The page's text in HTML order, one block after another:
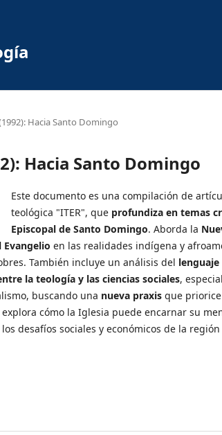
Hacia Santo Domingo
Hacia Santo Domingo
Este documento es una compilación de
teológica "ITER", que profundiza en temas
Episcopal de Santo Domingo. Aborda la
en las realidades indígena y
También incluye un análisis del lenguaje
la teología y las ciencias sociales,
buscando una nueva praxis que
cómo la Iglesia puede encarnar su
desafíos sociales y económicos de la